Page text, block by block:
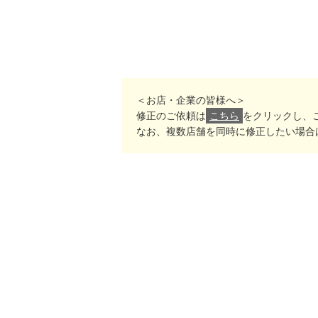
＜お店・企業の皆様へ＞
修正のご依頼は こちら をクリックし、
なお、複数店舗を同時に修正したい場